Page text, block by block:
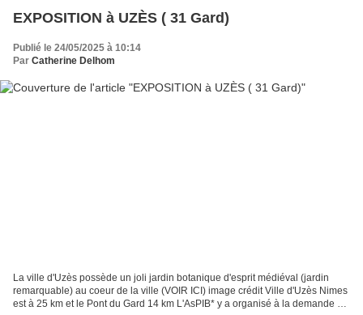
EXPOSITION à UZÈS ( 31 Gard)
Publié le 24/05/2025 à 10:14
Par Catherine Delhom
La ville d'Uzès possède un joli jardin botanique d'esprit médiéval (jardin
remarquable) au coeur de la ville (VOIR ICI) image crédit Ville d'Uzès Nimes
est à 25 km et le Pont du Gard 14 km L'AsPIB* y a organisé à la demande de